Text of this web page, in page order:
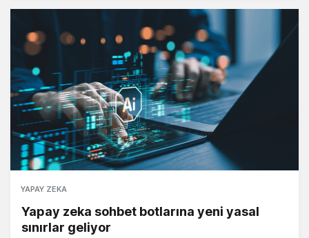
YAPAY ZEKA
Yapay zeka sohbet botlarına yeni yasal
sınırlar geliyor